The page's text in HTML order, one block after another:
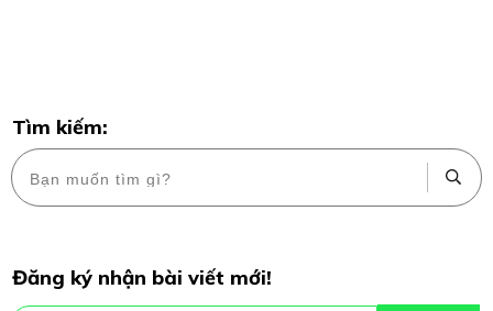
Tìm kiếm:
Đăng ký nhận bài viết mới!